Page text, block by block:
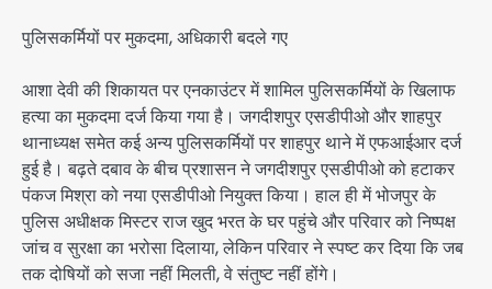
पुलिसकर्मियों पर मुकदमा, अधिकारी बदले गए
आशा देवी की शिकायत पर एनकाउंटर में शामिल पुलिसकर्मियों के खिलाफ
हत्या का मुकदमा दर्ज किया गया है। जगदीशपुर एसडीपीओ और शाहपुर
थानाध्यक्ष समेत कई अन्य पुलिसकर्मियों पर शाहपुर थाने में एफआईआर दर्ज
हुई है। बढ़ते दबाव के बीच प्रशासन ने जगदीशपुर एसडीपीओ को हटाकर
पंकज मिश्रा को नया एसडीपीओ नियुक्त किया। हाल ही में भोजपुर के
पुलिस अधीक्षक मिस्टर राज खुद भरत के घर पहुंचे और परिवार को निष्पक्ष
जांच व सुरक्षा का भरोसा दिलाया, लेकिन परिवार ने स्पष्ट कर दिया कि जब
तक दोषियों को सजा नहीं मिलती, वे संतुष्ट नहीं होंगे।